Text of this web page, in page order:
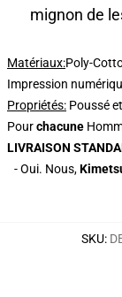
mignon de
Matériaux:Poly-
Impression
Propriétés: Poussé
Pourchacune
LIVRAISON
- Oui. Nous,
SKU: